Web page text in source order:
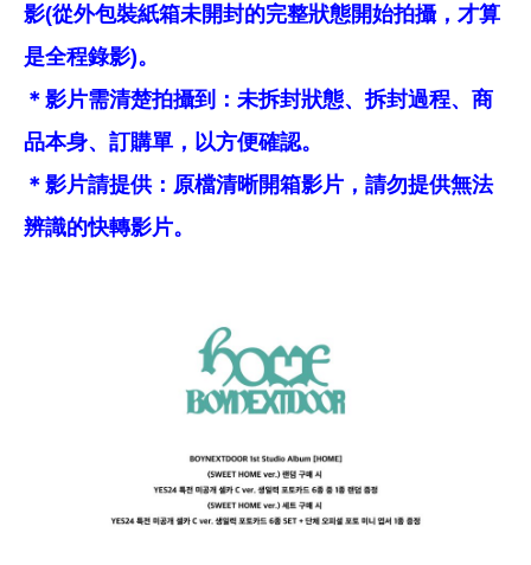
影(從外包裝紙箱未開封的完整狀態開始拍攝，才算
是全程錄影)。
＊影片需清楚拍攝到：未拆封狀態、拆封過程、商
品本身、訂購單，以方便確認。
＊影片請提供：原檔清晰開箱影片，請勿提供無法
辨識的快轉影片。